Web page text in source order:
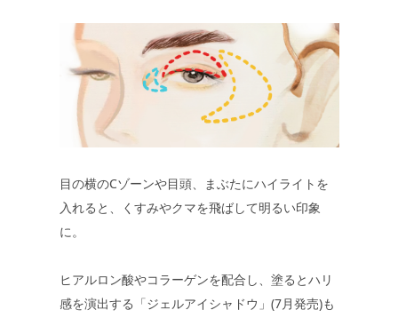
目の横のCゾーンや目頭、まぶたにハイライトを
入れると、くすみやクマを飛ばして明るい印象
に。
ヒアルロン酸やコラーゲンを配合し、塗るとハリ
感を演出する「ジェルアイシャドウ」(7月発売)も